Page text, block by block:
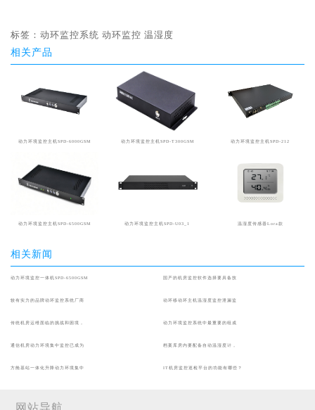
标签： 动环监控系统 动环监控 温湿度
相关产品
动力环境监控主机SPD-6000GSM 动力环境监控主机SPD-T300GSM 动力环境监控主机SPD-212
动力环境监控主机SPD-6500GSM 动力环境监控主机SPD-U03_1 温湿度传感器Lora款
相关新闻
动力环境监控一体机SPD-6500GSM 国产的机房监控软件选择要具备技
较有实力的品牌动环监控系统厂商 动环移动环主机温湿度监控泄漏监
传统机房运维面临的挑战和困境， 动力环境监控系统中最重要的组成
通信机房动力环境集中监控已成为 档案库房内要配备自动温湿度计，
方舱基站一体化升降动力环境集中 IT机房监控巡检平台的功能有哪些？